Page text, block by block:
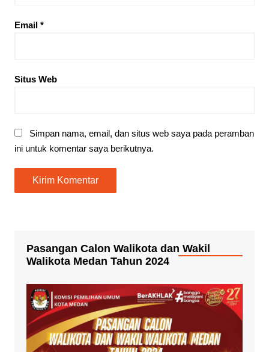
Email *
Situs Web
Simpan nama, email, dan situs web saya pada peramban
ini untuk komentar saya berikutnya.
Pasangan Calon Walikota dan Wakil
Walikota Medan Tahun 2024